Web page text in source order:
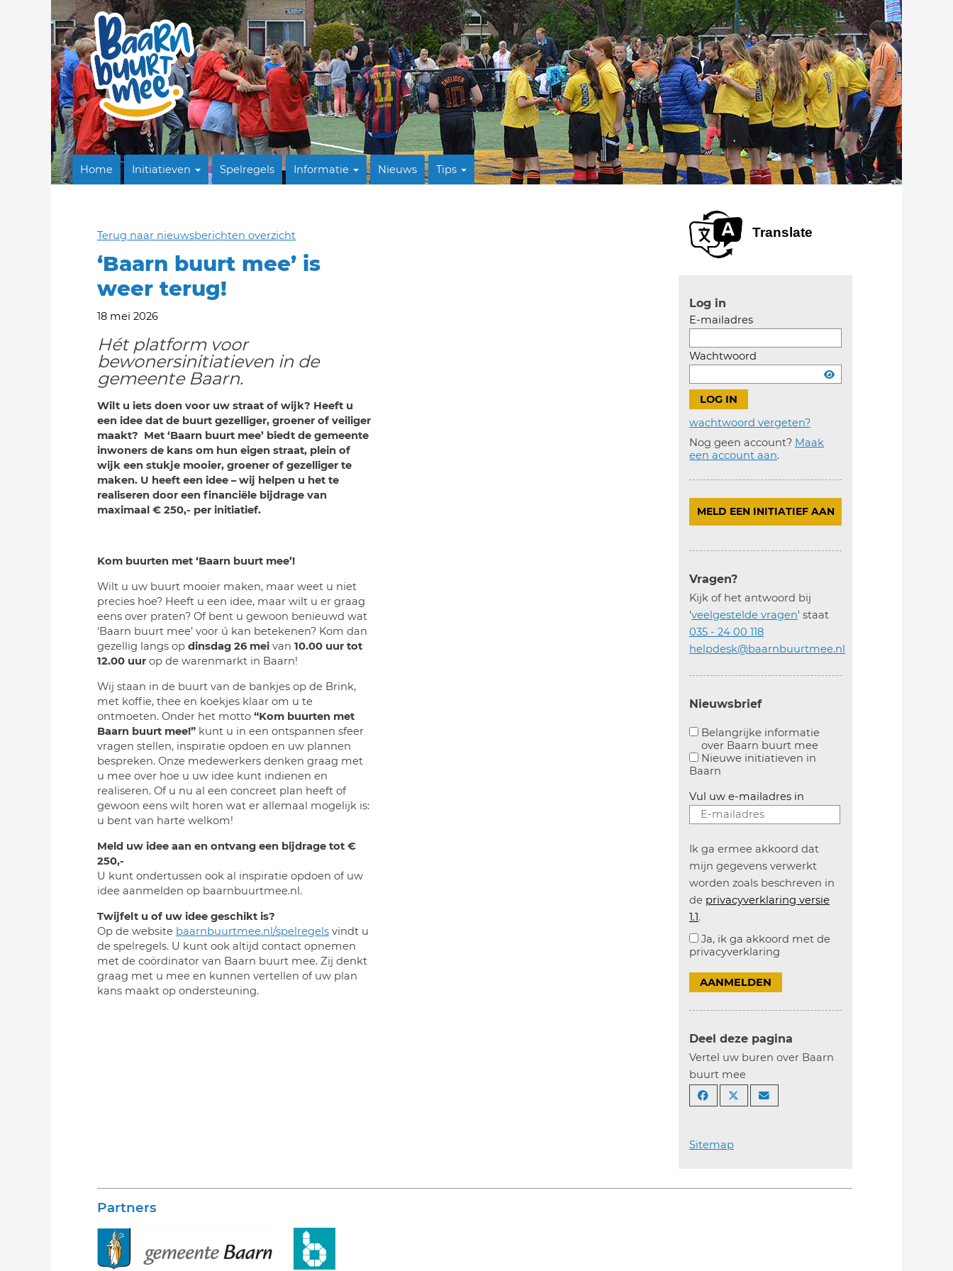
Home Initiatieven Spelregels Informatie Nieuws Tips
Terug naar nieuwsberichten overzicht
‘Baarn buurt mee’ is
weer terug!
18 mei 2026
Hét platform voor
bewonersinitiatieven in de
gemeente Baarn.
Wilt u iets doen voor uw straat of wijk? Heeft u
een idee dat de buurt gezelliger, groener of veiliger
maakt? Met ‘Baarn buurt mee’ biedt de gemeente
inwoners de kans om hun eigen straat, plein of
wijk een stukje mooier, groener of gezelliger te
maken. U heeft een idee – wij helpen u het te
realiseren door een financiële bijdrage van
maximaal € 250,- per initiatief.
Kom buurten met ‘Baarn buurt mee’!
Wilt u uw buurt mooier maken, maar weet u niet
precies hoe? Heeft u een idee, maar wilt u er graag
eens over praten? Of bent u gewoon benieuwd wat
‘Baarn buurt mee’ voor ú kan betekenen? Kom dan
gezellig langs op dinsdag 26 mei van 10.00 uur tot
12.00 uur op de warenmarkt in Baarn!
Wij staan in de buurt van de bankjes op de Brink,
met koffie, thee en koekjes klaar om u te
ontmoeten. Onder het motto “Kom buurten met
Baarn buurt mee!” kunt u in een ontspannen sfeer
vragen stellen, inspiratie opdoen en uw plannen
bespreken. Onze medewerkers denken graag met
u mee over hoe u uw idee kunt indienen en
realiseren. Of u nu al een concreet plan heeft of
gewoon eens wilt horen wat er allemaal mogelijk is:
u bent van harte welkom!
Meld uw idee aan en ontvang een bijdrage tot €
250,-
U kunt ondertussen ook al inspiratie opdoen of uw
idee aanmelden op baarnbuurtmee.nl.
Twijfelt u of uw idee geschikt is?
Op de website baarnbuurtmee.nl/spelregels vindt u
de spelregels. U kunt ook altijd contact opnemen
met de coördinator van Baarn buurt mee. Zij denkt
graag met u mee en kunnen vertellen of uw plan
kans maakt op ondersteuning.
Translate
Log in
E-mailadres
Wachtwoord
wachtwoord vergeten?
Nog geen account? Maak
een account aan.
MELD EEN INITIATIEF AAN
Vragen?
Kijk of het antwoord bij
'veelgestelde vragen' staat
035 - 24 00 118
helpdesk@baarnbuurtmee.nl
Nieuwsbrief
Belangrijke informatie
over Baarn buurt mee
Aanvinken om belangrijke informatie over
Nieuwe initiatieven in
Baarn
Vul uw e-mailadres in
Ik ga ermee akkoord dat
mijn gegevens verwerkt
worden zoals beschreven in
de privacyverklaring versie
1.1.
Ja, ik ga akkoord met de
privacyverklaring
AANMELDEN
Deel deze pagina
Vertel uw buren over Baarn
buurt mee
Sitemap
Partners